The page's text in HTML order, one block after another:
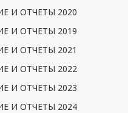
И ОТЧЕТЫ 2020
И ОТЧЕТЫ 2019
И ОТЧЕТЫ 2021
И ОТЧЕТЫ 2022
И ОТЧЕТЫ 2023
И ОТЧЕТЫ 2024